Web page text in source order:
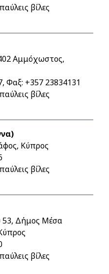
βίλες
Αμμόχωστος,
, Φαξ: +357 23834131
βίλες
Κύπρος
βίλες
53, Δήμος Μέσα
βίλες